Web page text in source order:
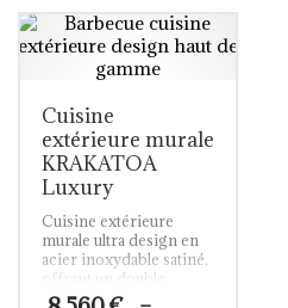
d’un repose-serviette
ainsi que de roulettes en
aluminium avec freins.
Cuisine
extérieure murale
KRAKATOA
Luxury
Cuisine extérieure
murale ultra design en
acier inoxydable satiné,
offrant un double
espace de cuisson grâce